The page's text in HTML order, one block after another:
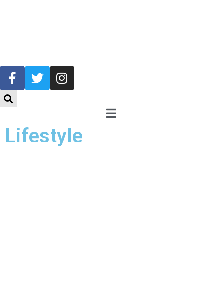
Lifestyle